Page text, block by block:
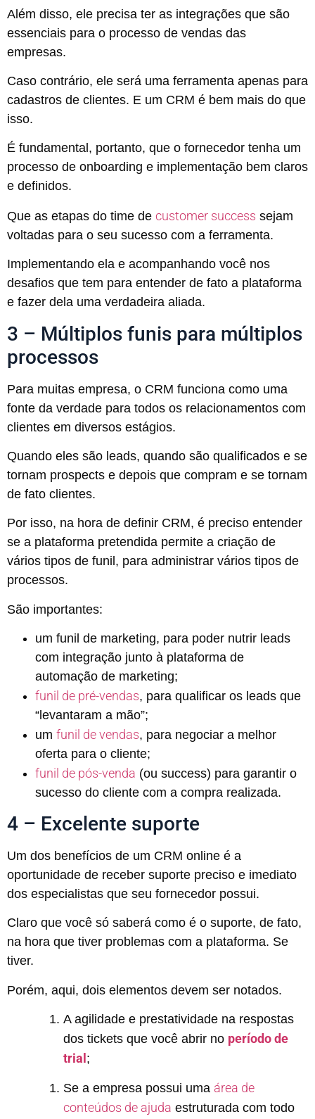
Além disso, ele precisa ter as integrações que são
essenciais para o processo de vendas das
empresas.
Caso contrário, ele será uma ferramenta apenas para
cadastros de clientes. E um CRM é bem mais do que
isso.
É fundamental, portanto, que o fornecedor tenha um
processo de onboarding e implementação bem claros
e definidos.
Que as etapas do time de customer success sejam
voltadas para o seu sucesso com a ferramenta.
Implementando ela e acompanhando você nos
desafios que tem para entender de fato a plataforma
e fazer dela uma verdadeira aliada.
3 – Múltiplos funis para múltiplos
processos
Para muitas empresa, o CRM funciona como uma
fonte da verdade para todos os relacionamentos com
clientes em diversos estágios.
Quando eles são leads, quando são qualificados e se
tornam prospects e depois que compram e se tornam
de fato clientes.
Por isso, na hora de definir CRM, é preciso entender
se a plataforma pretendida permite a criação de
vários tipos de funil, para administrar vários tipos de
processos.
São importantes:
um funil de marketing, para poder nutrir leads
com integração junto à plataforma de
automação de marketing;
funil de pré-vendas, para qualificar os leads que
“levantaram a mão”;
um funil de vendas, para negociar a melhor
oferta para o cliente;
funil de pós-venda (ou success) para garantir o
sucesso do cliente com a compra realizada.
4 – Excelente suporte
Um dos benefícios de um CRM online é a
oportunidade de receber suporte preciso e imediato
dos especialistas que seu fornecedor possui.
Claro que você só saberá como é o suporte, de fato,
na hora que tiver problemas com a plataforma. Se
tiver.
Porém, aqui, dois elementos devem ser notados.
A agilidade e prestatividade na respostas
dos tickets que você abrir no período de
trial ;
Se a empresa possui uma área de
conteúdos de ajuda estruturada com todo